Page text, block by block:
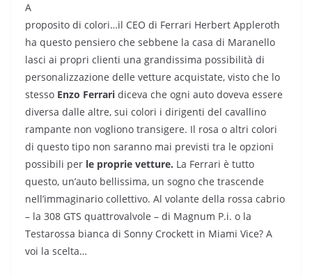
A
proposito di colori…il CEO di Ferrari Herbert Appleroth
ha questo pensiero che sebbene la casa di Maranello
lasci ai propri clienti una grandissima possibilità di
personalizzazione delle vetture acquistate, visto che lo
stesso Enzo Ferrari diceva che ogni auto doveva essere
diversa dalle altre, sui colori i dirigenti del cavallino
rampante non vogliono transigere. Il rosa o altri colori
di questo tipo non saranno mai previsti tra le opzioni
possibili per le proprie vetture. La Ferrari è tutto
questo, un’auto bellissima, un sogno che trascende
nell’immaginario collettivo. Al volante della rossa cabrio
– la 308 GTS quattrovalvole – di Magnum P.i. o la
Testarossa bianca di Sonny Crockett in Miami Vice? A
voi la scelta…